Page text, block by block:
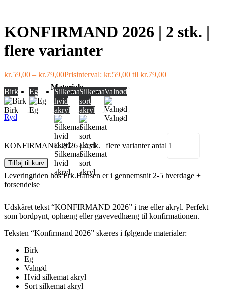
KONFIRMAND 2026 | 2 stk. |
flere varianter
kr.59,00 – kr.79,00Prisinterval: kr.59,00 til kr.79,00
Materiale
Birk
Birk
Eg
Eg
Silkemat
hvid
akryl
Silkemat
hvid
akryl
Silkemat
sort
akryl
Silkemat
sort
akryl
Valnød
Valnød
Ryd
KONFIRMAND 2026 | 2 stk. | flere varianter antal
Tilføj til kurv
Leveringtiden hos Frk.Hansen er i gennemsnit 2-5 hverdage +
forsendelse
Udskåret tekst “KONFIRMAND 2026” i træ eller akryl. Perfekt
som bordpynt, ophæng eller gavevedhæng til konfirmationen.
Teksten “Konfirmand 2026” skæres i følgende materialer:
Birk
Eg
Valnød
Hvid silkemat akryl
Sort silkemat akryl